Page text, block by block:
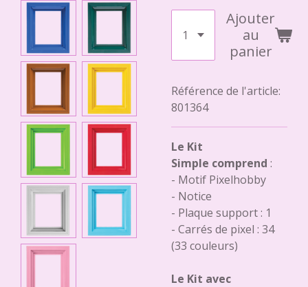
Ajouter
au
panier
Référence de l'article:
801364
Le Kit
Simple comprend :
- Motif Pixelhobby
- Notice
- Plaque support : 1
- Carrés de pixel : 34
(33 couleurs)
Le Kit avec